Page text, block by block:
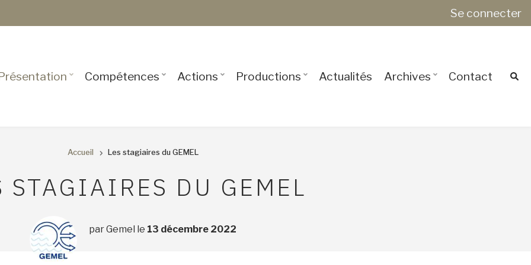
Se connecter
Compétences Actions Productions Actualités Archives Contact
D'ARIANE
Accueil Les stagiaires du GEMEL
STAGIAIRES DU GEMEL
parGemel le 13 décembre 2022